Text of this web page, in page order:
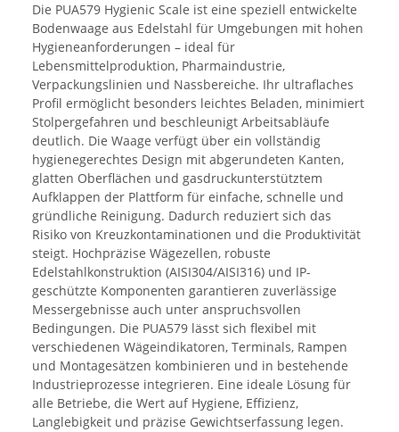
Die PUA579 Hygienic Scale ist eine speziell entwickelte
Bodenwaage aus Edelstahl für Umgebungen mit hohen
Hygieneanforderungen – ideal für
Lebensmittelproduktion, Pharmaindustrie,
Verpackungslinien und Nassbereiche. Ihr ultraflaches
Profil ermöglicht besonders leichtes Beladen, minimiert
Stolpergefahren und beschleunigt Arbeitsabläufe
deutlich. Die Waage verfügt über ein vollständig
hygienegerechtes Design mit abgerundeten Kanten,
glatten Oberflächen und gasdruckunterstütztem
Aufklappen der Plattform für einfache, schnelle und
gründliche Reinigung. Dadurch reduziert sich das
Risiko von Kreuzkontaminationen und die Produktivität
steigt. Hochpräzise Wägezellen, robuste
Edelstahlkonstruktion (AISI304/AISI316) und IP-
geschützte Komponenten garantieren zuverlässige
Messergebnisse auch unter anspruchsvollen
Bedingungen. Die PUA579 lässt sich flexibel mit
verschiedenen Wägeindikatoren, Terminals, Rampen
und Montagesätzen kombinieren und in bestehende
Industrieprozesse integrieren. Eine ideale Lösung für
alle Betriebe, die Wert auf Hygiene, Effizienz,
Langlebigkeit und präzise Gewichtserfassung legen.